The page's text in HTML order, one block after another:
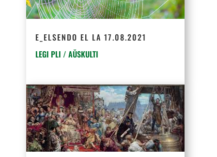
E_ELSENDO EL LA 17.08.2021
LEGI PLI / AŬSKULTI